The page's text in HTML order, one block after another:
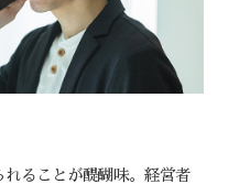
れることが醍醐味。経営者